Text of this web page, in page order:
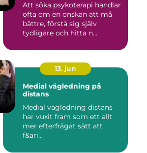
Att söka psykoterapi handlar
ofta om en önskan att må
bättre, förstå sig själv
tydligare och hitta n...
13. jun
Medial vägledning på
distans
Medial vägledning distans
har vuxit fram som ett allt
mer efterfrågat sätt att
f&ari...